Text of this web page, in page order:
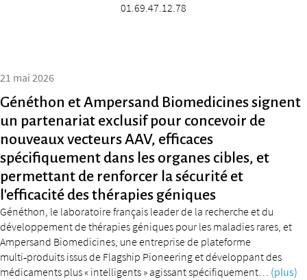
01.69.47.12.78
21 mai 2026
Généthon et Ampersand Biomedicines signent
un partenariat exclusif pour concevoir de
nouveaux vecteurs AAV, efficaces
spécifiquement dans les organes cibles, et
permettant de renforcer la sécurité et
l’efficacité des thérapies géniques
Généthon, le laboratoire français leader de la recherche et du
développement de thérapies géniques pour les maladies rares, et
Ampersand Biomedicines, une entreprise de plateforme
multi‑produits issus de Flagship Pioneering et développant des
médicaments plus « intelligents » agissant spécifiquement… (plus)